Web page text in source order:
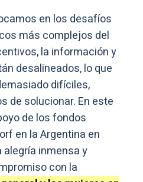
en los desafíos
más complejos del
la información y
desalineados, lo que
difíciles,
de solucionar. En este
de los fondos
en la Argentina en
inmensa y
con la